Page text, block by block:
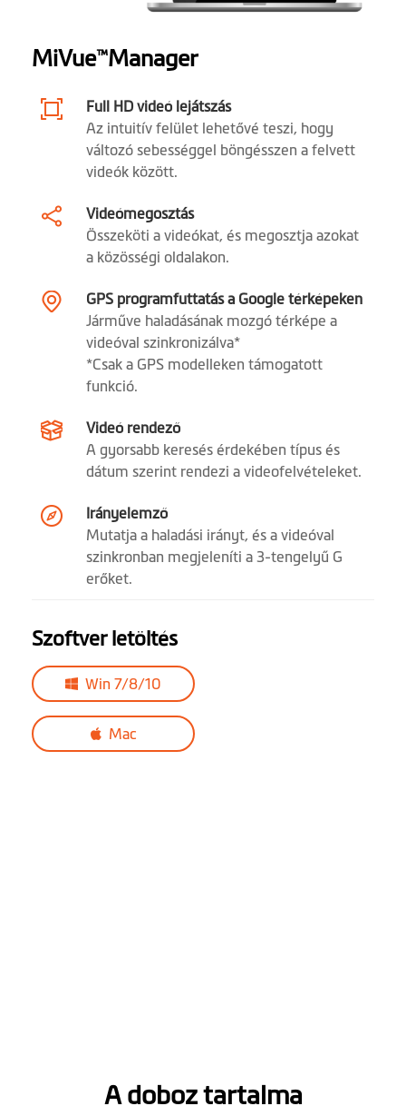
HUD kijelző
Parkolási mód
Eseményfelvétel
Expozíció korrekció
Fotó üzemmód
Automata
bekapcsolás
MiVue™ Manager
MiVue™Manager
Full HD videó lejátszás
Az intuitív felület lehetővé teszi, hogy
változó sebességgel böngésszen a felvett
videók között.
Videómegosztás
Összeköti a videókat, és megosztja azokat
a közösségi oldalakon.
GPS programfuttatás a Google térképeken
Járműve haladásának mozgó térképe a
videóval szinkronizálva*
*Csak a GPS modelleken támogatott
funkció.
Videó rendező
A gyorsabb keresés érdekében típus és
dátum szerint rendezi a videofelvételeket.
Irányelemző
Mutatja a haladási irányt, és a videóval
szinkronban megjeleníti a 3-tengelyű G
erőket.
Szoftver letöltés
Win 7/8/10
Mac
A doboz tartalma